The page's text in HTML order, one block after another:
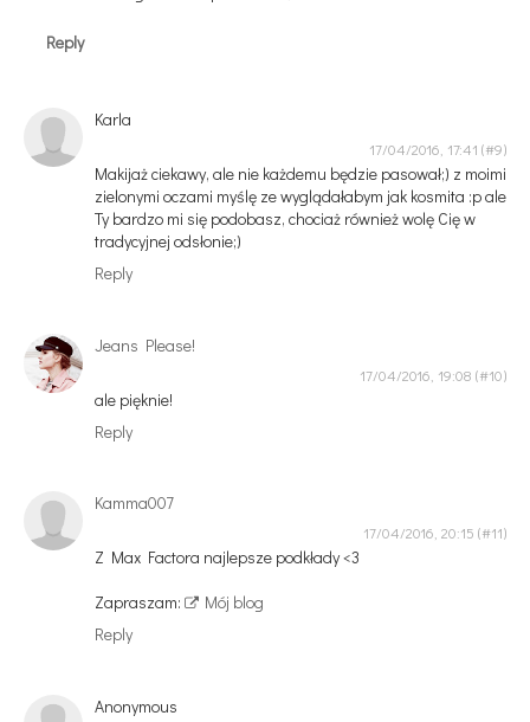
Reply
Karla
17/04/2016, 17:41
Makijaż ciekawy, ale nie każdemu będzie pasował;) z moimi
zielonymi oczami myślę ze wyglądałabym jak kosmita :p ale
Ty bardzo mi się podobasz, chociaż również wolę Cię w
tradycyjnej odsłonie;)
Reply
Jeans Please!
17/04/2016, 19:08
ale pięknie!
Reply
Kamma007
17/04/2016, 20:15
Z Max Factora najlepsze podkłady <3
Zapraszam:
Mój blog
Reply
Anonymous